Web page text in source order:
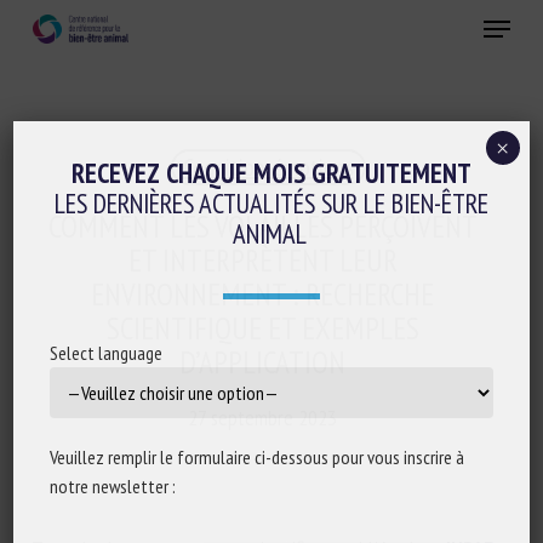
Menu
Cognition-émotions
COMMENT LES VOLAILLES PERÇOIVENT
ENVIRONNEMENT : RECHERCHE
RECEVEZ CHAQUE MOIS GRATUITEMENT
LES DERNIÈRES ACTUALITÉS SUR LE BIEN-ÊTRE
ANIMAL
Select language
Veuillez remplir le formulaire ci-dessous pour vous inscrire à
notre newsletter :
×